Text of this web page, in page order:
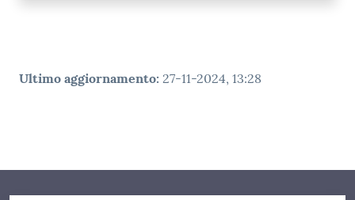
Ultimo aggiornamento: 27-11-2024, 13:28